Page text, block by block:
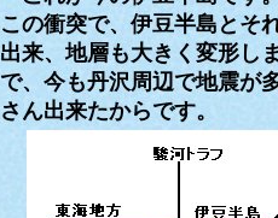
この衝突で、伊豆半島とそ
出来、地層も大きく変形し
で、今も丹沢周辺で地震が
さん出来たからです。